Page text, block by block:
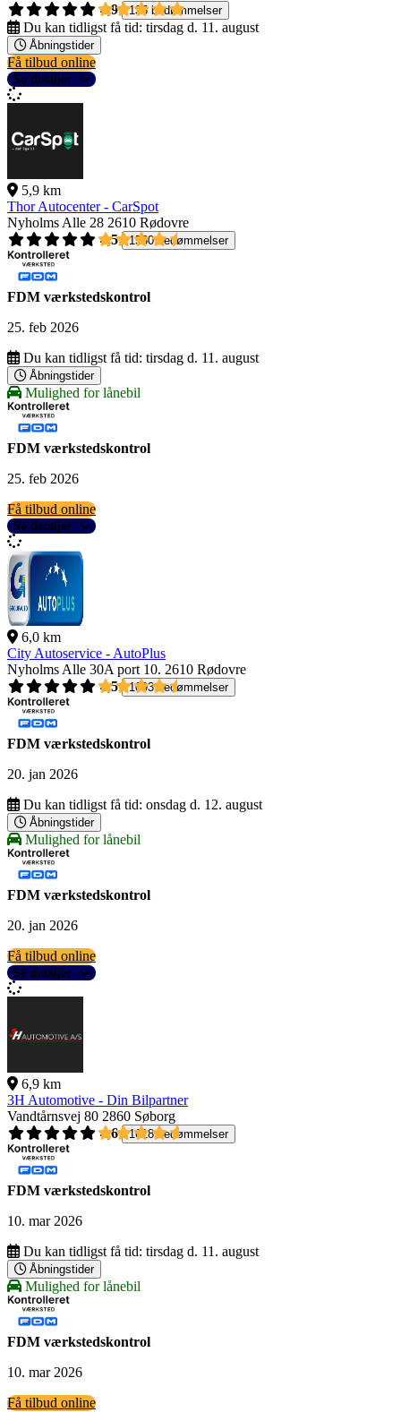
4,9
135 bedømmelser
Du kan tidligst få tid: tirsdag d. 11. august
Åbningstider
Få tilbud online
Se detaljer
5,9 km
Thor Autocenter - CarSpot
Nyholms Alle 28 2610 Rødovre
4,5
1560 bedømmelser
FDM værkstedskontrol
25. feb 2026
Du kan tidligst få tid: tirsdag d. 11. august
Åbningstider
Mulighed for lånebil
FDM værkstedskontrol
25. feb 2026
Få tilbud online
Se detaljer
6,0 km
City Autoservice - AutoPlus
Nyholms Alle 30A port 10. 2610 Rødovre
4,5
1093 bedømmelser
FDM værkstedskontrol
20. jan 2026
Du kan tidligst få tid: onsdag d. 12. august
Åbningstider
Mulighed for lånebil
FDM værkstedskontrol
20. jan 2026
Få tilbud online
Se detaljer
6,9 km
3H Automotive - Din Bilpartner
Vandtårnsvej 80 2860 Søborg
4,6
1618 bedømmelser
FDM værkstedskontrol
10. mar 2026
Du kan tidligst få tid: tirsdag d. 11. august
Åbningstider
Mulighed for lånebil
FDM værkstedskontrol
10. mar 2026
Få tilbud online